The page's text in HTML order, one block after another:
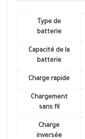
Type de
batterie
Capacité de la
batterie
Charge rapide
Chargement
sans fil
Charge
inversée